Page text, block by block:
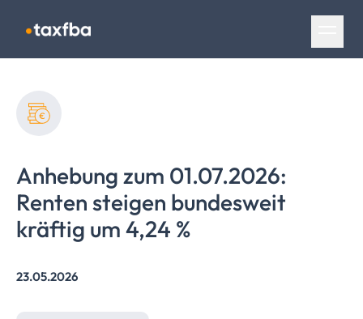
Navigation überspringen
Anhebung zum 01.07.2026:
Renten steigen bundesweit
kräftig um 4,24 %
23.05.2026